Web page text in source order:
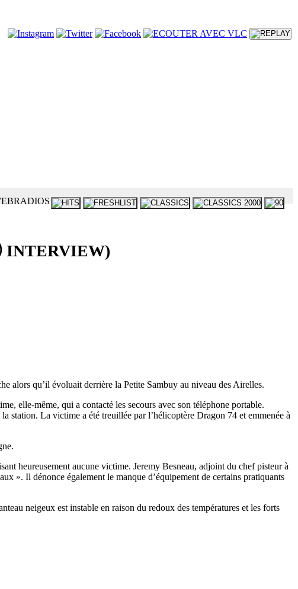
INTERVIEW)
alors qu’il évoluait derrière la Petite Sambuy au niveau des Airelles.
elle-même, qui a contacté les secours avec son téléphone portable.
station. La victime a été treuillée par l’hélicoptère Dragon 74 et emmenée à
heureusement aucune victime. Jeremy Besneau, adjoint du chef pisteur à
». Il dénonce également le manque d’équipement de certains pratiquants
neigeux est instable en raison du redoux des températures et les forts